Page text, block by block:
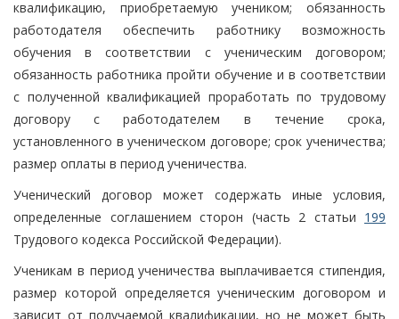
квалификацию, приобретаемую учеником; обязанность
работодателя обеспечить работнику возможность
обучения в соответствии с ученическим договором;
обязанность работника пройти обучение и в соответствии
с полученной квалификацией проработать по трудовому
договору с работодателем в течение срока,
установленного в ученическом договоре; срок ученичества;
размер оплаты в период ученичества.
Ученический договор может содержать иные условия,
определенные соглашением сторон (часть 2 статьи 199
Трудового кодекса Российской Федерации).
Ученикам в период ученичества выплачивается стипендия,
размер которой определяется ученическим договором и
зависит от получаемой квалификации, но не может быть